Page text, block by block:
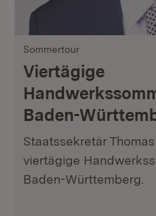
Sommertour
Viertägige
Baden-
Staatssekretär
viertägige
Baden-Württemberg.